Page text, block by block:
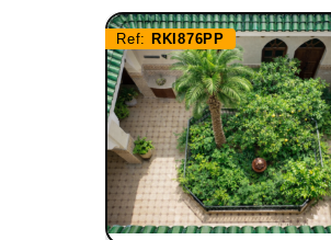
Ref: RKI876PP